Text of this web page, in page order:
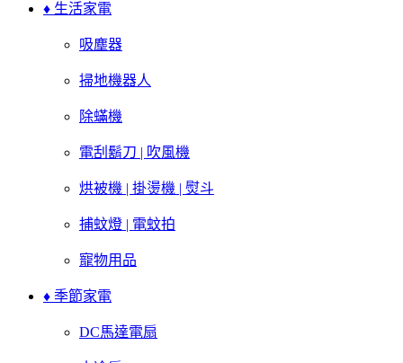
♦ 生活家電
吸塵器
掃地機器人
除蟎機
電刮鬍刀 | 吹風機
烘被機 | 掛燙機 | 熨斗
捕蚊燈 | 電蚊拍
寵物用品
♦ 季節家電
DC馬達電扇